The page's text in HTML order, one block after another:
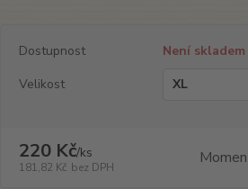
Dostupnost
Není skladem
Velikost
220 Kč/ks
181,82 Kč bez DPH